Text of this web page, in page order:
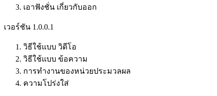
เอาฟังชั่น เกี่ยวกับออก
เวอร์ชัน 1.0.0.1
วิธีใช้แบบ วิดีโอ
วิธีใช้แบบ ข้อความ
การทำงานของหน่วยประมวลผล
ความโปร่งใส่